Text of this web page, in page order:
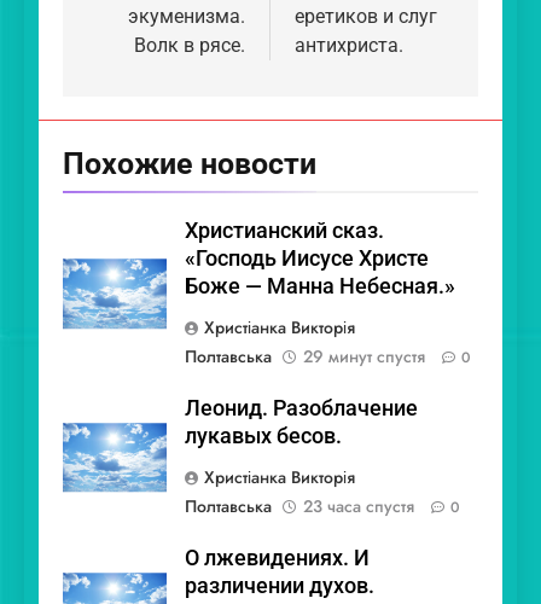
записям
экуменизма.
Волк в рясе.
еретиков и слуг
антихриста.
Похожие новости
Христианский сказ.
«Господь Иисусе Христе
Боже — Манна Небесная.»
Христіанка Викторія
Полтавська
29 минут спустя 0
Леонид. Разоблачение
лукавых бесов.
Христіанка Викторія
Полтавська
23 часа спустя 0
О лжевидениях. И
различении духов.